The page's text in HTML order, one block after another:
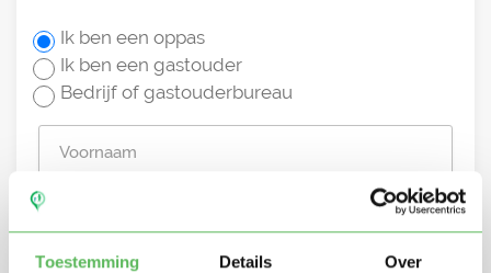
Toestemming Details Over
Ik ben een oppas
Ik ben een gastouder
Bedrijf of gastouderbureau